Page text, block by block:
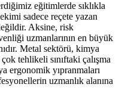
eğitimlerde sıklıkla
sadece reçete yazan
Aksine, risk
uzmanlarının en büyük
Metal sektörü, kimya
tehlikeli sınıftaki çalışma
ergonomik yıpranmaları
uzmanlık alanına